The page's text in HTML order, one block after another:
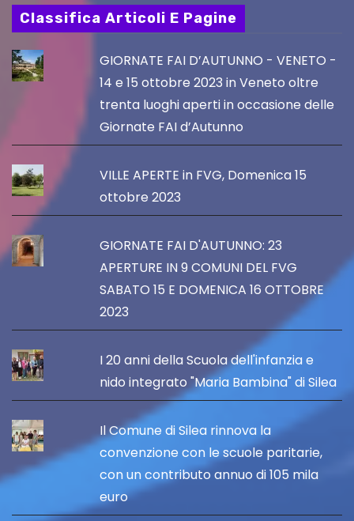
Classifica Articoli E Pagine
GIORNATE FAI D’AUTUNNO - VENETO -
14 e 15 ottobre 2023 in Veneto oltre
trenta luoghi aperti in occasione delle
Giornate FAI d’Autunno
VILLE APERTE in FVG, Domenica 15
ottobre 2023
GIORNATE FAI D'AUTUNNO: 23
APERTURE IN 9 COMUNI DEL FVG
SABATO 15 E DOMENICA 16 OTTOBRE
2023
I 20 anni della Scuola dell'infanzia e
nido integrato "Maria Bambina" di Silea
Il Comune di Silea rinnova la
convenzione con le scuole paritarie,
con un contributo annuo di 105 mila
euro